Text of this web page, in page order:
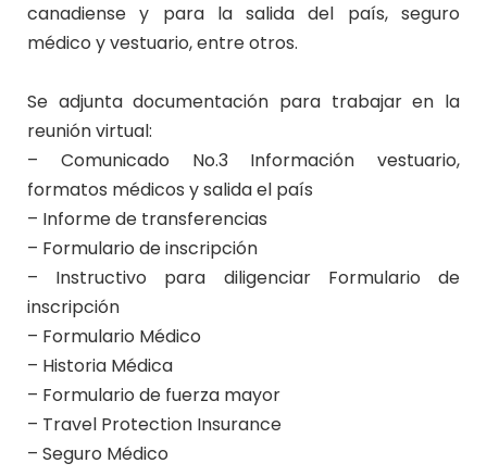
canadiense y para la salida del país, seguro
médico y vestuario, entre otros.
Se adjuntadocumentación para trabajar en la
reunión virtual:
– Comunicado No.3Información vestuario,
formatos médicos y salida el país
– Informe de transferencias
– Formulario de inscripción
– Instructivo para diligenciar Formulario de
inscripción
– Formulario Médico
– Historia Médica
– Formulario de fuerza mayor
– Travel Protection Insurance
– Seguro Médico